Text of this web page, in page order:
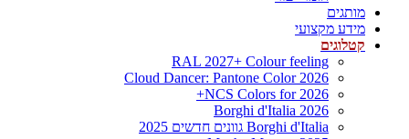
מותגים
מידע מקצועי
קטלוגים
RAL 2027+ Colour feeling
Cloud Dancer: Pantone Color 2026
NCS Colors for 2026+
Borghi d'Italia 2026
Borghi d'Italia גוונים חדשים 2025